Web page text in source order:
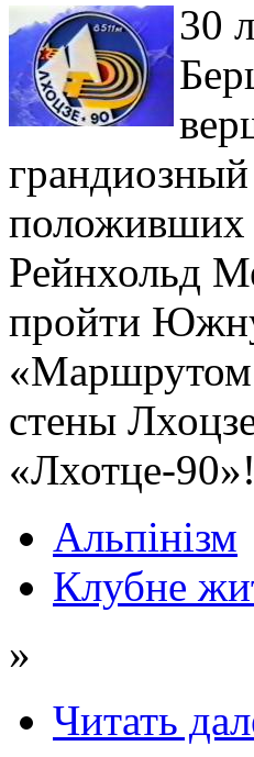
30
положивших
Рейнхольд
пройти
стены
«Лхотце-90»!
Альпінізм
Клубне
»
Читать